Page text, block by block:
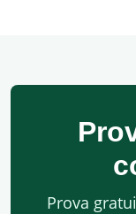
Prova